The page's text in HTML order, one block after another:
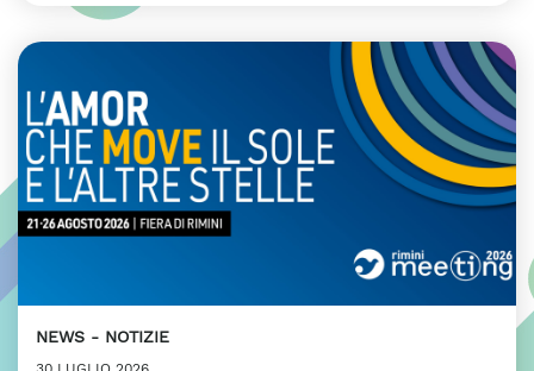
NEWS NOTIZIE